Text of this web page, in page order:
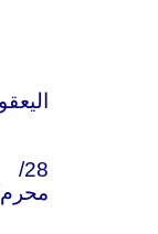
28/
محرم/